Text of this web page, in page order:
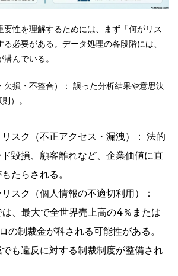
要性を理解するためには、まず「何がリス
必要がある。データ処理の各段階には、
んでいる。
欠損・不整合）： 誤った分析結果や意思決
）。
スク（不正アクセス・漏洩）： 法的
毀損、顧客離れなど、企業価値に直
たらされる。
スク（個人情報の不適切利用）：
、最大で全世界売上高の4％または
の制裁金が科される可能性がある。
も違反に対する制裁制度が整備され